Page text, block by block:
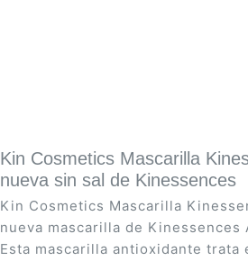
Kin Cosmetics Mascarilla
nueva sin sal de Kinessences
Kin Cosmetics Mascarilla
nueva mascarilla de Kinessences
Esta mascarilla antioxidante trata